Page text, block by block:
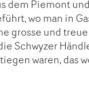
dem Piemont
wo man in
grosse und
Schwyzer
waren, das